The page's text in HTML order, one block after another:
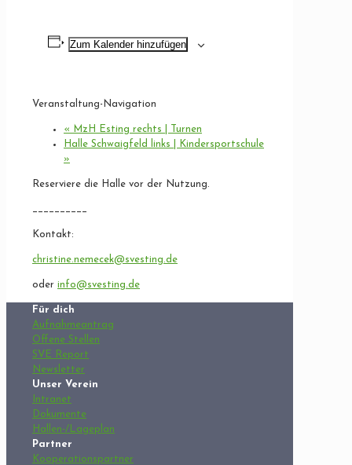
Zum Kalender hinzufügen
Veranstaltung-Navigation
« MzH Esting rechts | Turnen
Halle Schwaigfeld links | Kindersportschule
»
Reserviere die Halle vor der Nutzung.
Kontakt:
christine.nemecek@svesting.de
oder info@svesting.de
Für dich
Aufnahmeantrag
Offene Stellen
SVE Report
Newsletter
Unser Verein
Intranet
Dokumente
Hallen-/Lageplan
Partner
Kooperationspartner